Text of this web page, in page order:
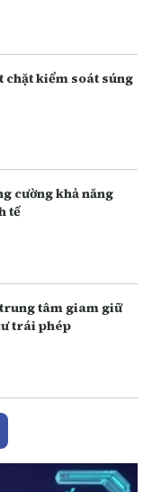
chặt kiểm soát súng
cường khả năng
tế
tâm giam giữ
trái phép